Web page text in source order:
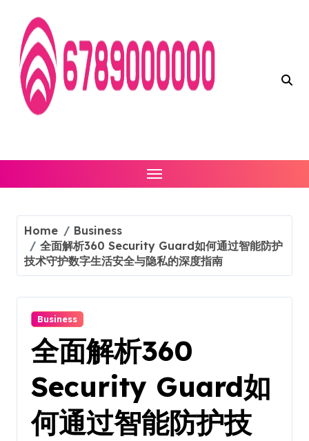
content
Home
Business
全面解析360 Security Guard如何通过智能防护
技术守护数字生活安全与隐私的深度指南
Business
全面解析360
Security Guard如
何通过智能防护技